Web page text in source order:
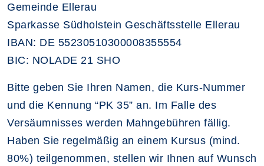
Gemeinde Ellerau
Sparkasse Südholstein Geschäftsstelle Ellerau
IBAN: DE 55230510300008355554
BIC: NOLADE 21 SHO
Bitte geben Sie Ihren Namen, die Kurs-Nummer
und die Kennung “PK 35” an. Im Falle des
Versäumnisses werden Mahngebühren fällig.
Haben Sie regelmäßig an einem Kursus (mind.
80%) teilgenommen, stellen wir Ihnen auf Wunsch